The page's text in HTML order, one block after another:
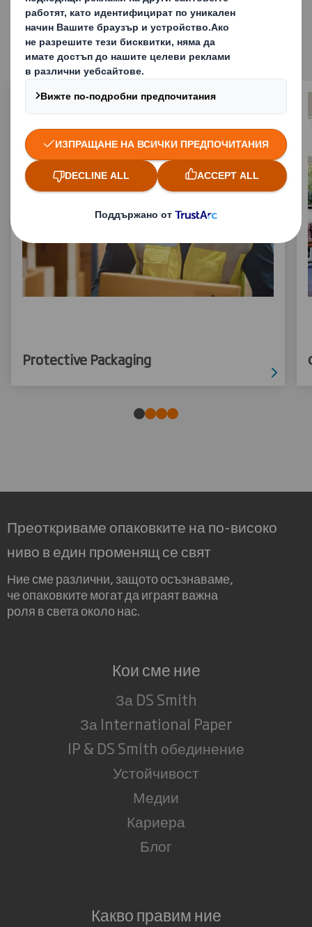
Подобни решения
Protective Packaging
Преоткриваме опаковките на по-високо
ниво в един променящ се свят
Ние сме различни, защото осъзнаваме,
че опаковките могат да играят важна
роля в света около нас.
Кои сме ние
За DS Smith
За International Paper
IP & DS Smith обединение
Устойчивост
Медии
Кариера
Блог
Какво правим ние